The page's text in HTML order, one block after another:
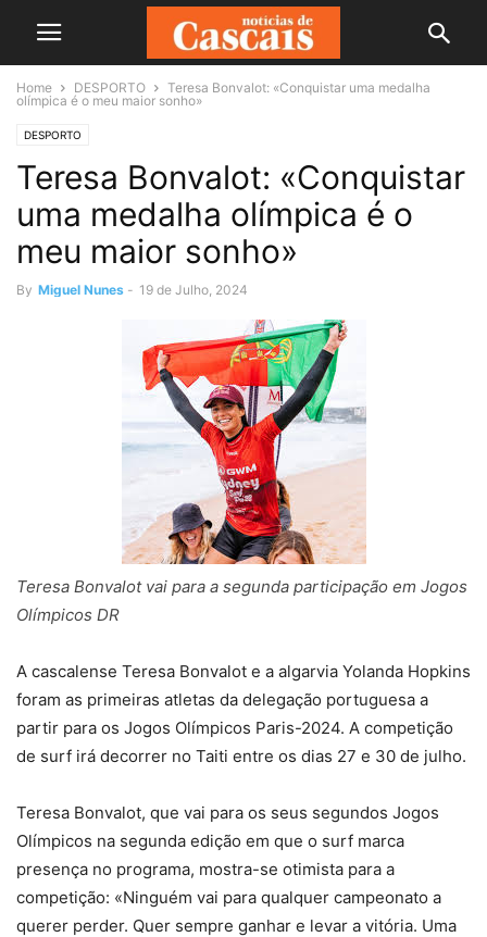
Home DESPORTO
Teresa Bonvalot: «Conquistar uma medalha
olímpica é o meu maior sonho»
DESPORTO
Teresa Bonvalot: «Conquistar
uma medalha olímpica é o
meu maior sonho»
By Miguel Nunes - 19 de Julho, 2024
Teresa Bonvalot vai para a segunda participação em Jogos
Olímpicos DR
A cascalense Teresa Bonvalot e a algarvia Yolanda Hopkins
foram as primeiras atletas da delegação portuguesa a
partir para os Jogos Olímpicos Paris-2024. A competição
de surf irá decorrer no Taiti entre os dias 27 e 30 de julho.
Teresa Bonvalot, que vai para os seus segundos Jogos
Olímpicos na segunda edição em que o surf marca
presença no programa, mostra-se otimista para a
competição: «Ninguém vai para qualquer campeonato a
querer perder. Quer sempre ganhar e levar a vitória. Uma